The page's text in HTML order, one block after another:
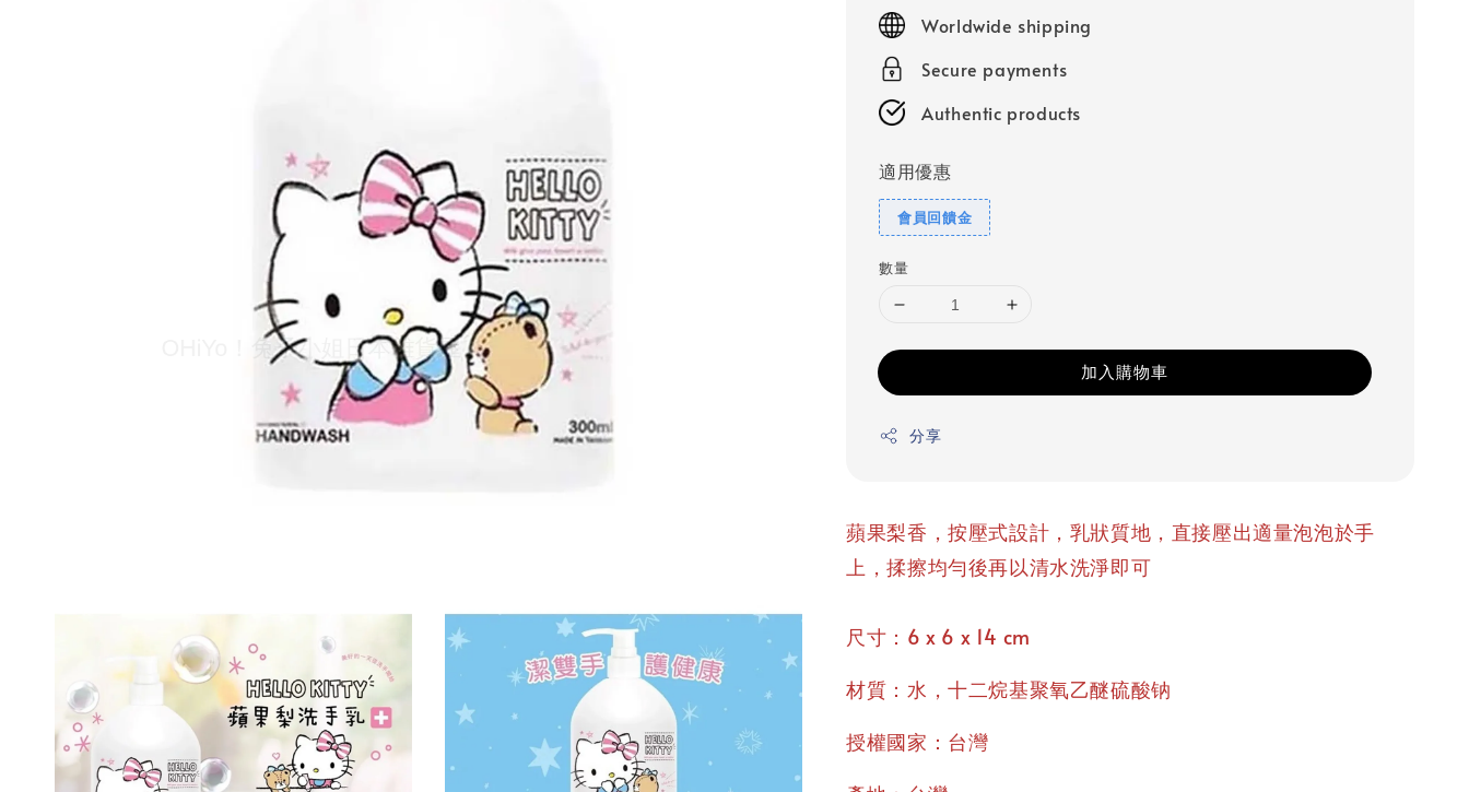
priceWorldwide shipping
Secure payments
Authentic products
適用優惠
會員回饋金
數量
加入購物車
分享
蘋果梨香，按壓式設計，乳狀質地，直接壓出適量泡泡於手
上，揉擦均勻後再以清水洗淨即可
尺寸：6 x 6 x 14 cm
材質：水，十二烷基聚氧乙醚硫酸钠
授權國家：台灣